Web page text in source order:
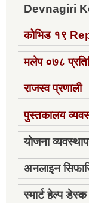
Devnagiri
कोभिड १९
मलेप ०७८
राजस्व प्रणाली
पुस्तकालय
योजना
अनलाइन
स्मार्ट हेल्प डेस्क